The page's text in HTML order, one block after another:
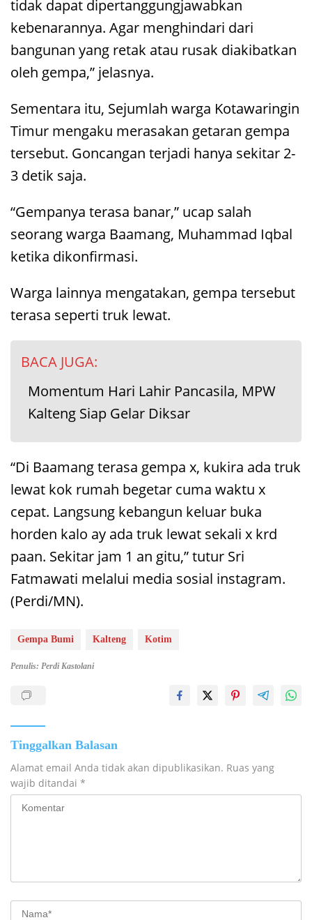
tidak dapat dipertanggungjawabkan
kebenarannya. Agar menghindari dari
bangunan yang retak atau rusak diakibatkan
oleh gempa,” jelasnya.
Sementara itu, Sejumlah warga Kotawaringin
Timur mengaku merasakan getaran gempa
tersebut. Goncangan terjadi hanya sekitar 2-
3 detik saja.
“Gempanya terasa banar,” ucap salah
seorang warga Baamang, Muhammad Iqbal
ketika dikonfirmasi.
Warga lainnya mengatakan, gempa tersebut
terasa seperti truk lewat.
BACA JUGA:
Momentum Hari Lahir Pancasila, MPW
Kalteng Siap Gelar Diksar
“Di Baamang terasa gempa x, kukira ada truk
lewat kok rumah begetar cuma waktu x
cepat. Langsung kebangun keluar buka
horden kalo ay ada truk lewat sekali x krd
paan. Sekitar jam 1 an gitu,” tutur Sri
Fatmawati melalui media sosial instagram.
(Perdi/MN).
Gempa Bumi Kalteng Kotim
Penulis: Perdi Kastolani
Tinggalkan Balasan
Alamat email Anda tidak akan dipublikasikan. Ruas yang
wajib ditandai *